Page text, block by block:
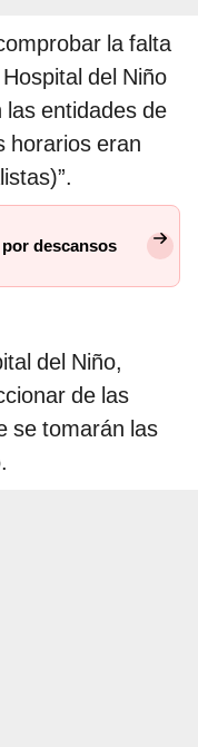
la falta
del Niño
entidades de
horarios eran
descansos
del Niño,
de las
se tomarán las